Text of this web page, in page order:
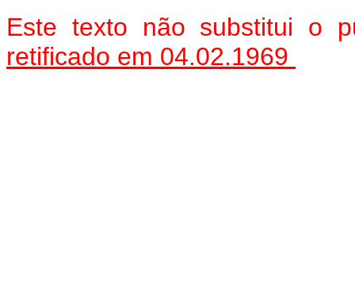
Este texto não substitui o
retificado em 04.02.1969